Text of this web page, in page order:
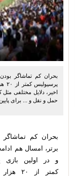
بحران کم تماشاگر
اخیر، دلایل مختلفی
حمل و نقل و ... برای
بحران کم
برتر، امسال هم
و در اولین بازی
کمتر از